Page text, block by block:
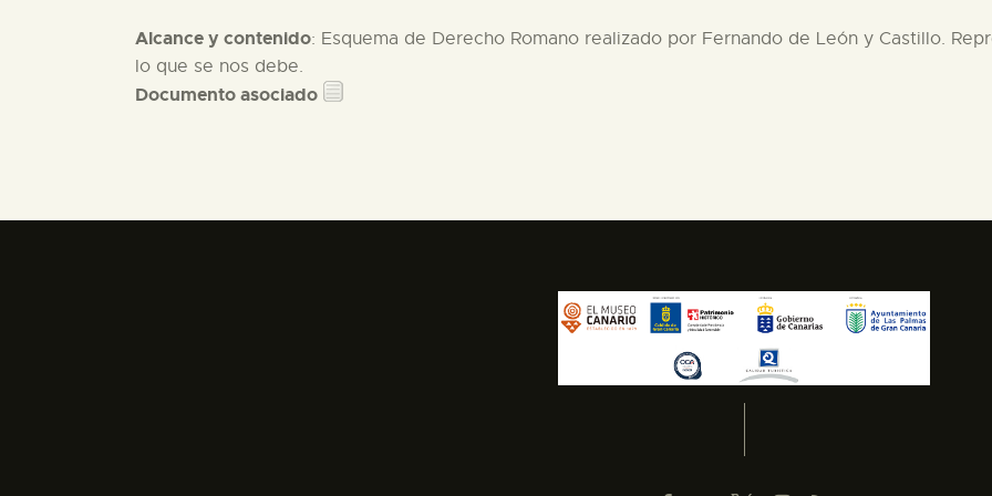
Alcance y contenido: Esquema de Derecho Romano realizado por Fernando de León y Castillo.
lo que se nos debe.
Documento asociado